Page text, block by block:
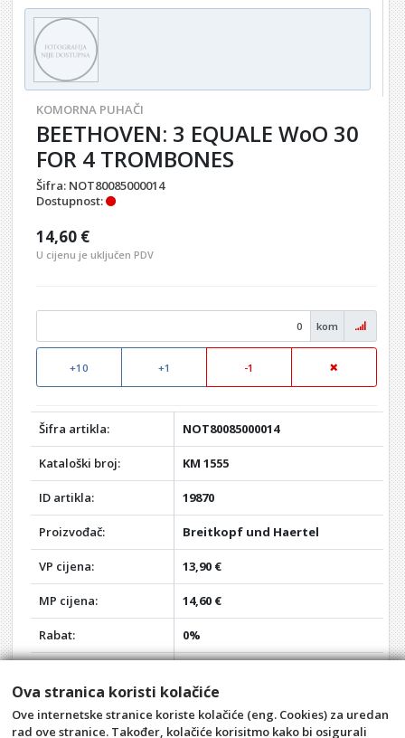
KOMORNA PUHAČI
BEETHOVEN: 3 EQUALE WoO 30
FOR 4 TROMBONES
Šifra: NOT80085000014
Dostupnost:
14,60 €
U cijenu je uključen PDV
kom
+10 +1 -1
Šifra artikla: NOT80085000014
Kataloški broj: KM 1555
ID artikla: 19870
Proizvođač: Breitkopf und Haertel
VP cijena: 13,90 €
MP cijena: 14,60 €
Rabat: 0%
14,60 €
Ova stranica koristi kolačiće
Ove internetske stranice koriste kolačiće (eng. Cookies) za uredan
rad ove stranice. Također, kolačiće korisitmo kako bi osigurali